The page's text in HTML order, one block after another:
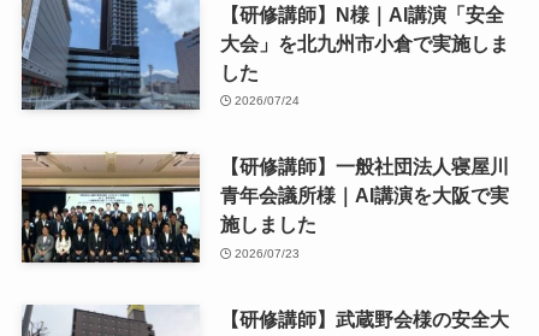
【研修講師】N様｜AI講演「安全
大会」を北九州市小倉で実施しま
した
2026/07/24
【研修講師】一般社団法人寝屋川
青年会議所様｜AI講演を大阪で実
施しました
2026/07/23
【研修講師】武蔵野会様の安全大